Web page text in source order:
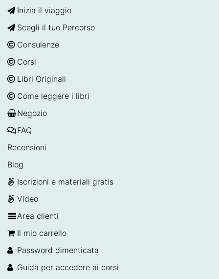
Inizia il viaggio
Scegli il tuo Percorso
Consulenze
Corsi
Libri Originali
Come leggere i libri
Negozio
FAQ
Recensioni
Blog
Iscrizioni e materiali gratis
Video
Area clienti
Il mio carrello
Password dimenticata
Guida per accedere ai corsi